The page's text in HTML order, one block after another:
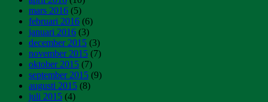
mars 2016 (5)
februari 2016 (6)
januari 2016 (3)
december 2015 (3)
november 2015 (7)
oktober 2015 (7)
september 2015 (9)
augusti 2015 (8)
juli 2015 (4)